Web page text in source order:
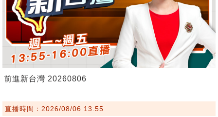
前進新台灣 20260806
直播時間：2026/08/06 13:55